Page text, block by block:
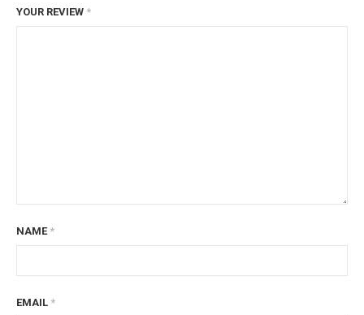
YOUR REVIEW *
NAME *
EMAIL *